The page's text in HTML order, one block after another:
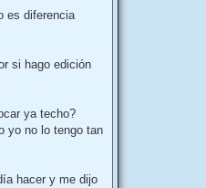
es diferencia
si hago edición
ya techo?
yo no lo tengo tan
hacer y me dijo